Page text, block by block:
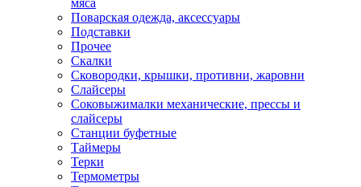
мяса
Поварская одежда, аксессуары
Подставки
Прочее
Скалки
Сковородки, крышки, противни, жаровни
Слайсеры
Соковыжималки механические, прессы и
слайсеры
Станции буфетные
Таймеры
Терки
Термометры